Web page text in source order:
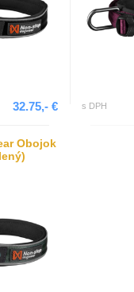
32.75,- € s DPH
Obojok